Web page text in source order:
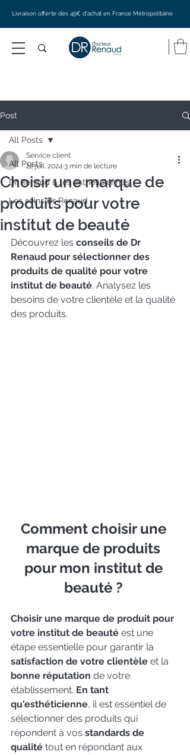
Livraison offerte dès 45€ d'achat en France Métropolitaine
Post
All Posts
Dr Renaud & les esthéticiennes
Les soins Dr Renaud
All Posts
Choisir une marque de
produits pour votre
institut de beauté
Service client
22 juil. 2024 3 min de lecture
Découvrez les conseils de Dr
Renaud pour sélectionner des
produits de qualité pour votre
institut de beauté. Analysez les
besoins de votre clientèle et la qualité
des produits.
Comment choisir une
marque de produits
pour mon institut de
beauté ?
Choisir une marque de produit pour
votre institut de beauté est une
étape essentielle pour garantir la
satisfaction de votre clientèle et la
bonne réputation de votre
établissement. En tant
qu'esthéticienne, il est essentiel de
sélectionner des produits qui
répondent à vos standards de
qualité tout en répondant aux